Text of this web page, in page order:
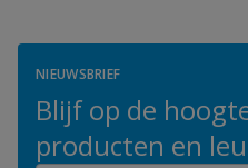
NIEUWSBRIEF
Blijf op de
producten en